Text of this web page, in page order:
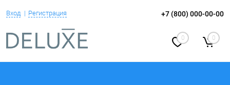
Вход Регистрация +7 (800) 000-00-00
0 0